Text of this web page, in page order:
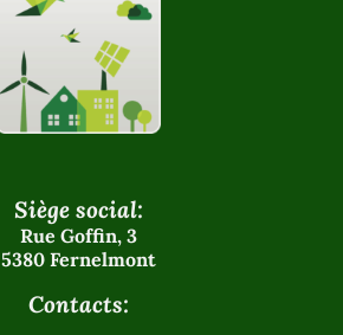
Siège social:
Rue Goffin, 3
5380 Fernelmont
Contacts: